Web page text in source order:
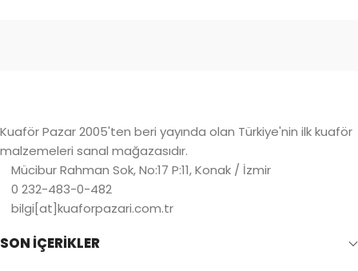
Kuaför Pazar 2005'ten beri yayında olan Türkiye'nin ilk kuaför
malzemeleri sanal mağazasıdır.
Mücibur Rahman Sok, No:17 P:11, Konak / İzmir
0 232-483-0-482
bilgi[at]kuaforpazari.com.tr
SON İÇERİKLER